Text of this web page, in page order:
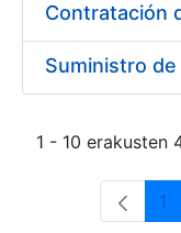
1 - 10 erakusten
1